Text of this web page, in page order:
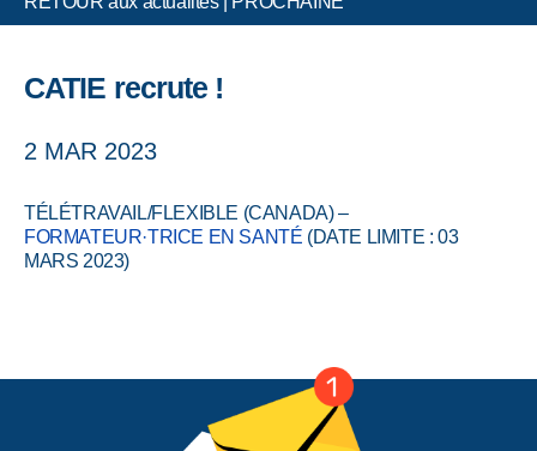
CATIE recrute !
2 MAR 2023
TÉLÉTRAVAIL/FLEXIBLE (CANADA) –
FORMATEUR·TRICE EN SANTÉ (DATE LIMITE : 03
MARS 2023)